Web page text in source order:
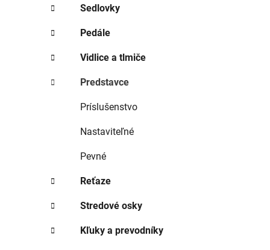
Sedlovky
Pedále
Vidlice a tlmiče
Predstavce
Príslušenstvo
Nastaviteľné
Pevné
Reťaze
Stredové osky
Kľuky a prevodníky